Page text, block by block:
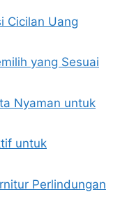
Cicilan Uang
yang Sesuai
Nyaman untuk
untuk
Perlindungan